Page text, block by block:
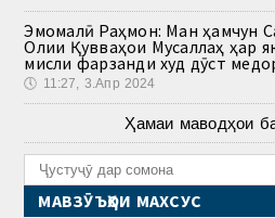
Эмомалӣ Раҳмон: Ман ҳамчун
Олии Қувваҳои Мусаллаҳ ҳар
мисли фарзанди худ дӯст
🕔 11:27, 3.Апр 2024
Ҳамаи маводҳои
МАВЗӮЪҲОИ МАХСУС